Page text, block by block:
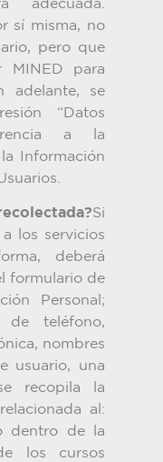
adecuada.
sí misma, no
pero que
MINED para
adelante, se
“Datos
a la
Información
Si
los servicios
deberá
formulario de
Personal;
de teléfono,
nombres
usuario, una
recopila la
al:
dentro de la
los cursos